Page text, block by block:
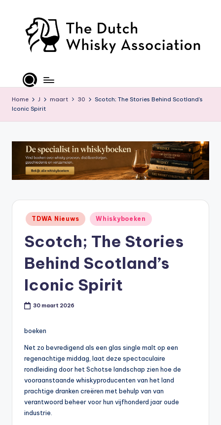
D
W
O
ffi
ci
al
or
Home J maart 30
Scotch; The Stories Behind Scotland’s
Iconic Spirit
Geplaatst
in
TDWA Nieuws Whiskyboeken
Scotch; The Stories
Behind Scotland’s
Iconic Spirit
30 maart 2026
boeken
Net zo bevredigend als een glas single malt op een
regenachtige middag, laat deze spectaculaire
rondleiding door het Schotse landschap zien hoe de
vooraanstaande whiskyproducenten van het land
prachtige dranken creëren met behulp van van
verantwoord beheer voor hun vijfhonderd jaar oude
industrie.